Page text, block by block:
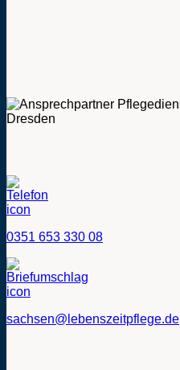
0351 653 330 08
sachsen@lebenszeitpflege.de